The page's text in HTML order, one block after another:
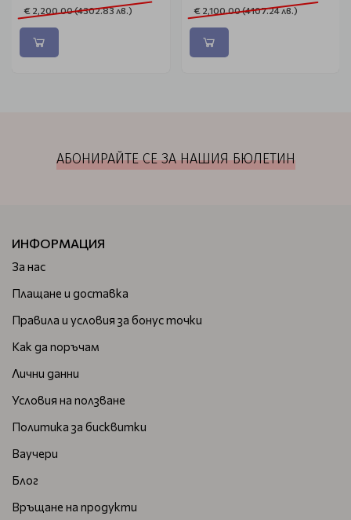
€ 2,200.00 (4302.83 лв.) € 2,100.00 (4107.24 лв.)
АБОНИРАЙТЕ СЕ ЗА НАШИЯ БЮЛЕТИН
ИНФОРМАЦИЯ
За нас
Плащане и доставка
Правила и условия за бонус точки
Как да поръчам
Лични данни
Условия на ползване
Политика за бисквитки
Ваучери
Блог
Връщане на продукти